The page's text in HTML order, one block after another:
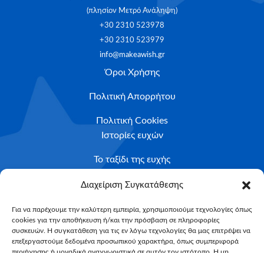
Διαχείριση Συγκατάθεσης
Για να παρέχουμε την καλύτερη εμπειρία, χρησιμοποιούμε τεχνολογίες όπως
cookies για την αποθήκευση ή/και την πρόσβαση σε πληροφορίες
συσκευών. Η συγκατάθεση για τις εν λόγω τεχνολογίες θα μας επιτρέψει να
επεξεργαστούμε δεδομένα προσωπικού χαρακτήρα, όπως συμπεριφορά
(πλησίον Μετρό Ανάληψη)
+30 2310 523978
+30 2310 523979
info@makeawish.gr
Όροι Χρήσης
Πολιτική Απορρήτου
Πολιτική Cookies
Ιστορίες ευχών
Το ταξίδι της ευχής
Κριτήρια Καταλληλότητας
Υποβολή Αιτήματος
NEWSLETTER
Email*